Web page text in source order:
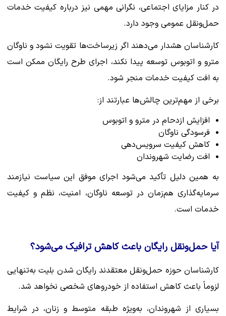
در کنار مزایای اجتماعی، نگرانی مهمی نیز درباره کیفیت خدمات
حمل‌ونقل عمومی وجود دارد.
کارشناسان هشدار می‌دهند اگر زیرساخت‌ها تقویت نشود و ناوگان
مترو و اتوبوس توسعه پیدا نکند، اجرای طرح رایگان ممکن است
به افت کیفیت خدمات منجر شود.
برخی از مهم‌ترین چالش‌ها عبارتند از:
افزایش ازدحام در مترو و اتوبوس
فرسودگی ناوگان
کاهش کیفیت سرویس‌دهی
افت رضایت شهروندان
به همین دلیل تأکید می‌شود اجرای موفق این سیاست نیازمند
سرمایه‌گذاری هم‌زمان در توسعه ناوگان، امنیت، نظم و کیفیت
خدمات است.
آیا حمل‌ونقل رایگان باعث کاهش ترافیک می‌شود؟
کارشناسان حوزه حمل‌ونقل معتقدند رایگان شدن بلیت به‌تنهایی
لزوماً باعث کاهش استفاده از خودروهای شخصی نخواهد شد.
بسیاری از شهروندان، به‌ویژه طبقه متوسط و زنان، در شرایط